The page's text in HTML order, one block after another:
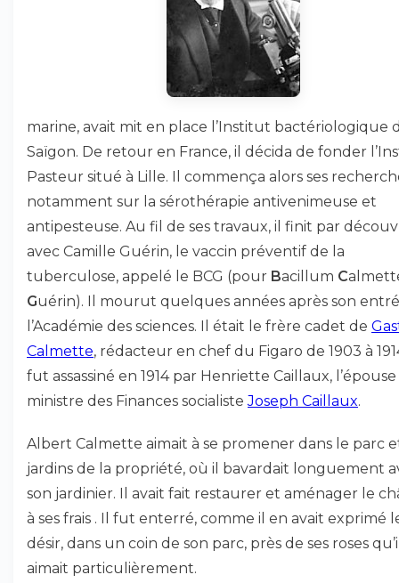
marine, avait mit en place l’Institut bactériologique
Saïgon. De retour en France, il décida de fonder
Pasteur situé à Lille. Il commença alors ses
notamment sur la sérothérapie antivenimeuse et
antipesteuse. Au fil de ses travaux, il finit par
avec Camille Guérin, le vaccin préventif de la
tuberculose, appelé le BCG (pour Bacillum C
Guérin). Il mourut quelques années après son
l’Académie des sciences. Il était le frère cadet de
Calmette, rédacteur en chef du Figaro de 1903 à
fut assassiné en 1914 par Henriette Caillaux,
ministre des Finances socialisteJoseph Caillaux.
Albert Calmette aimait à se promener dans le parc
jardins de la propriété, où il bavardait longuement
son jardinier. Il avait fait restaurer et aménager le
à ses frais . Il fut enterré, comme il en avait exprimé
désir, dans un coin de son parc, près de ses roses
aimait particulièrement.